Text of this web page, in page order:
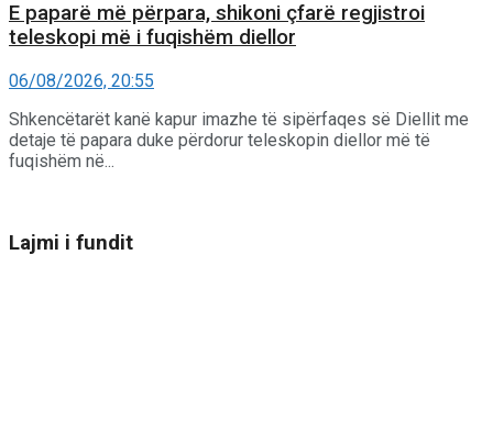
E paparë më përpara, shikoni çfarë regjistroi
teleskopi më i fuqishëm diellor
06/08/2026, 20:55
Shkencëtarët kanë kapur imazhe të sipërfaqes së Diellit me
detaje të papara duke përdorur teleskopin diellor më të
fuqishëm në...
Lajmi i fundit